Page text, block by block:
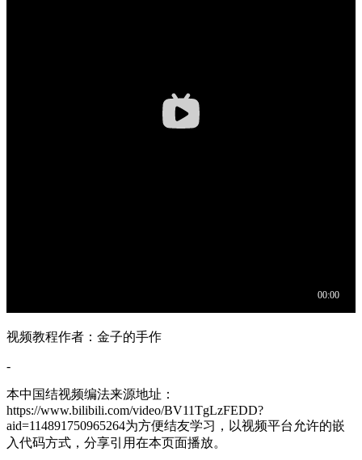
视频教程作者：金子的手作
-
本中国结视频编法来源地址：
https://www.bilibili.com/video/BV11TgLzFEDD?
aid=114891750965264为方便结友学习，以视频平台允许的嵌
入代码方式，分享引用在本页面播放。